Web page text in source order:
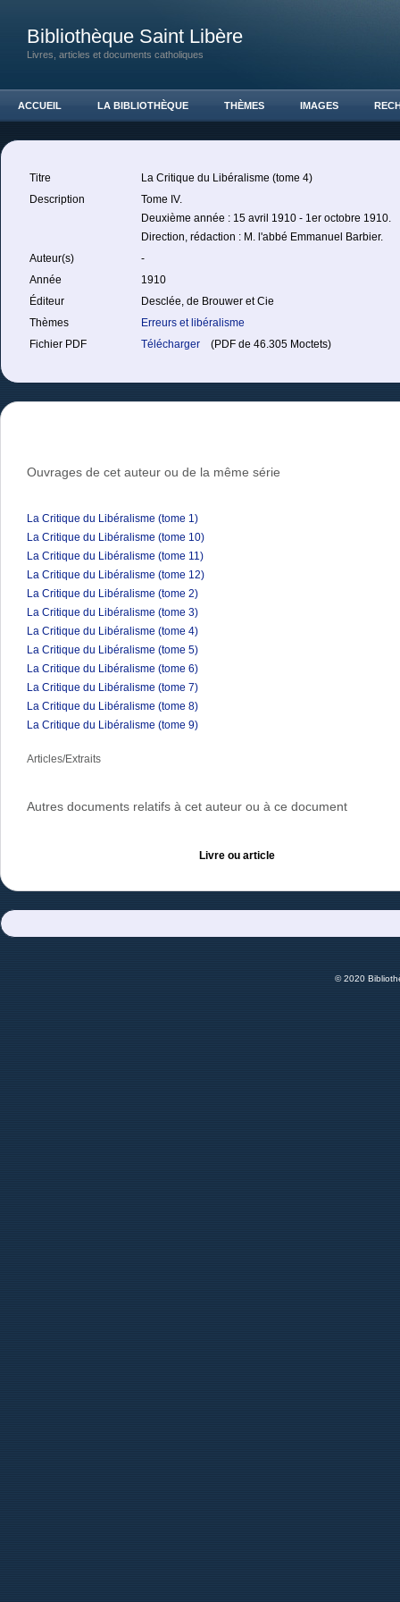
Bibliothèque Saint Libère
Livres, articles et documents catholiques
ACCUEIL LA BIBLIOTHÈQUE THÈMES IMAGES
Titre
La Critique du Libéralisme (tome 4)
Description
Tome IV.
Deuxième année : 15 avril 1910 - 1er octobre 1910.
Direction, rédaction : M. l'abbé Emmanuel Barbier.
Auteur(s)
-
Année
1910
Éditeur
Desclée, de Brouwer et Cie
Thèmes
Erreurs et libéralisme
Fichier PDF
Télécharger (PDF de 46.305 Moctets)
Ouvrages de cet auteur ou de la même série
La Critique du Libéralisme (tome 1)
La Critique du Libéralisme (tome 10)
La Critique du Libéralisme (tome 11)
La Critique du Libéralisme (tome 12)
La Critique du Libéralisme (tome 2)
La Critique du Libéralisme (tome 3)
La Critique du Libéralisme (tome 4)
La Critique du Libéralisme (tome 5)
La Critique du Libéralisme (tome 6)
La Critique du Libéralisme (tome 7)
La Critique du Libéralisme (tome 8)
La Critique du Libéralisme (tome 9)
Articles/Extraits
Autres documents relatifs à cet auteur ou à ce document
Livre ou article
© 2020